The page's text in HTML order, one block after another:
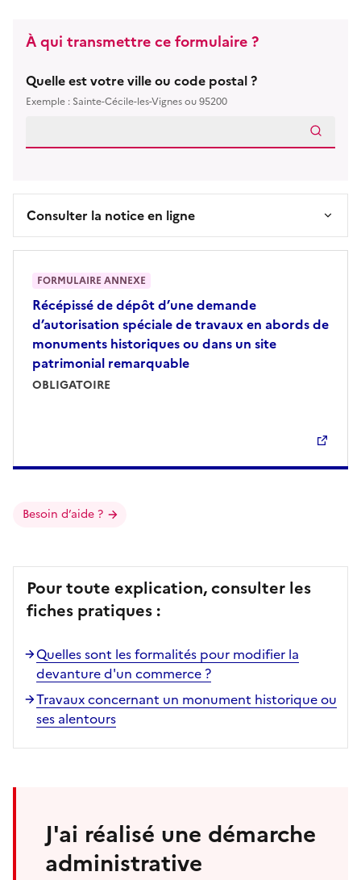
À qui transmettre ce formulaire ?
Quelle est votre ville ou code postal ?
Exemple : Sainte-Cécile-les-Vignes ou 95200
Consulter la notice en ligne
Récépissé de dépôt d’une demande
d’autorisation spéciale de travaux en abords de
monuments historiques ou dans un site
patrimonial remarquable
OBLIGATOIRE
FORMULAIRE ANNEXE
Besoin d’aide ?
Pour toute explication, consulter les
fiches pratiques :
Quelles sont les formalités pour modifier la
devanture d'un commerce ?
Travaux concernant un monument historique ou
ses alentours
J'ai réalisé une démarche
administrative